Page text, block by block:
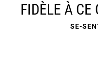
FIDÈLE À CE
SE-